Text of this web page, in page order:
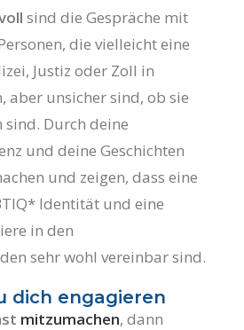
sind die Gespräche mit
die vielleicht eine
Justiz oder Zoll in
aber unsicher sind, ob sie
Durch deine
und deine Geschichten
und zeigen, dass eine
Identität und eine
in den
sehr wohl vereinbar sind.
dich engagieren
mitzumachen, dann